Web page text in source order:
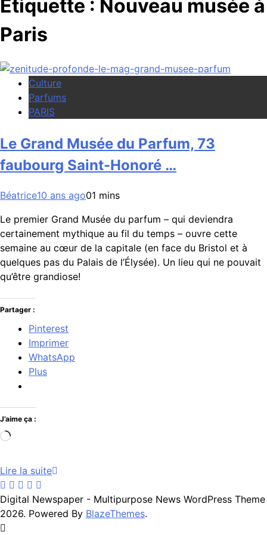
Étiquette : Nouveau musée à
Paris
Culture
Parfums
PARIS
Le Grand Musée du Parfum, 73
faubourg Saint-Honoré …
Béatrice10 ans ago01 mins
Le premier Grand Musée du parfum – qui deviendra
certainement mythique au fil du temps – ouvre cette
semaine au cœur de la capitale (en face du Bristol et à
quelques pas du Palais de l’Élysée). Un lieu qui ne pouvait
qu’être grandiose!
Partager :
Pinterest
Imprimer
WhatsApp
Plus
J’aime ça :
Chargement…
Lire la suite
Digital Newspaper - Multipurpose News WordPress Theme
2026. Powered By BlazeThemes.